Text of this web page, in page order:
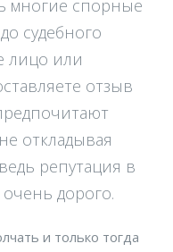
многие спорные
судебного
лицо или
отзыв
откладывая
репутация в
дорого.
и только тогда